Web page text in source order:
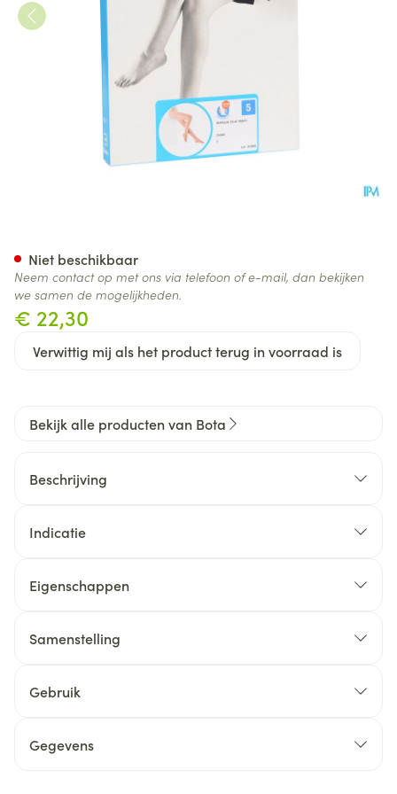
€ 22,30
Verwittig mij als het product terug in voorraad is
Niet beschikbaar
Neem contact op met ons via telefoon of e-mail, dan bekijken
we samen de mogelijkheden.
Bekijk alle producten van Bota
Beschrijving
Indicatie
Eigenschappen
Samenstelling
Gebruik
Gegevens